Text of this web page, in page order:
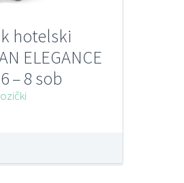
hotelski
ELEGANCE
– 8 sob